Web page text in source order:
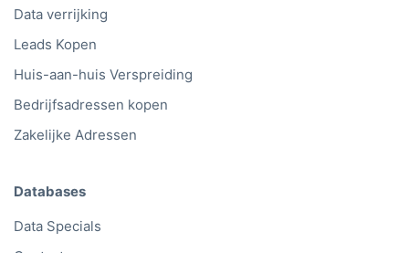
Data verrijking
Leads Kopen
Huis-aan-huis Verspreiding
Bedrijfsadressen kopen
Zakelijke Adressen
Databases
Data Specials